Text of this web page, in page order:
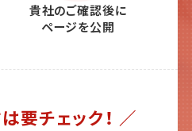
貴社のご確認後に
ページを公開
要チェック！ ／